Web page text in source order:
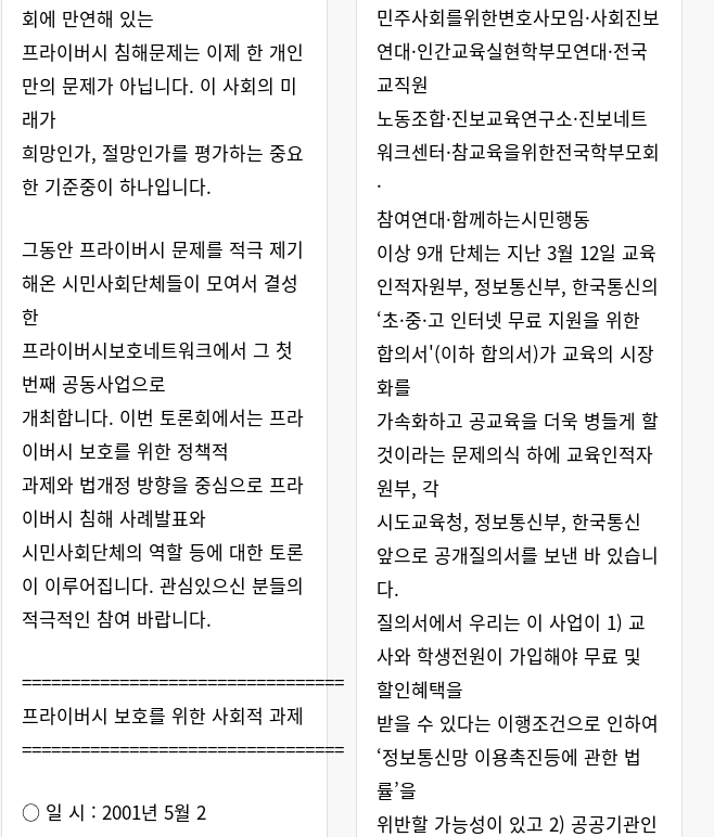
회에 만연해 있는
프라이버시 침해문제는 이제 한 개인
만의 문제가 아닙니다. 이 사회의 미
래가
희망인가, 절망인가를 평가하는 중요
한 기준중이 하나입니다.
그동안 프라이버시 문제를 적극 제기
해온 시민사회단체들이 모여서 결성
한
프라이버시보호네트워크에서 그 첫
번째 공동사업으로
개최합니다. 이번 토론회에서는 프라
이버시 보호를 위한 정책적
과제와 법개정 방향을 중심으로 프라
이버시 침해 사례발표와
시민사회단체의 역할 등에 대한 토론
이 이루어집니다. 관심있으신 분들의
적극적인 참여 바랍니다.
=================================
프라이버시 보호를 위한 사회적 과제
=================================
○ 일 시 : 2001년 5월 2
민주사회를위한변호사모임·사회진보
연대·인간교육실현학부모연대·전국
교직원
노동조합·진보교육연구소·진보네트
워크센터·참교육을위한전국학부모회
·
참여연대·함께하는시민행동
이상 9개 단체는 지난 3월 12일 교육
인적자원부, 정보통신부, 한국통신의
‘초·중·고 인터넷 무료 지원을 위한
합의서'(이하 합의서)가 교육의 시장
화를
가속화하고 공교육을 더욱 병들게 할
것이라는 문제의식 하에 교육인적자
원부, 각
시도교육청, 정보통신부, 한국통신
앞으로 공개질의서를 보낸 바 있습니
다.
질의서에서 우리는 이 사업이 1) 교
사와 학생전원이 가입해야 무료 및
할인혜택을
받을 수 있다는 이행조건으로 인하여
‘정보통신망 이용촉진등에 관한 법
률’을
위반할 가능성이 있고 2) 공공기관인